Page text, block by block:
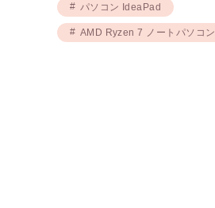
パソコン IdeaPad
AMD Ryzen 7 ノートパソコン